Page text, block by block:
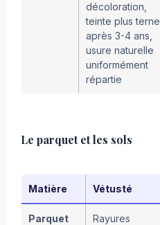
décoloration,
teinte plus terne
après 3-4 ans,
usure naturelle
uniformément
répartie
Le parquet et les sols
Matière Vétusté
Parquet
Rayures